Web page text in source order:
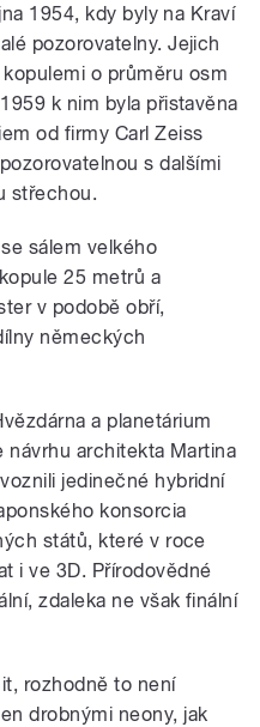
1954, kdy byly na Kraví
pozorovatelny. Jejich
o průměru osm
k nim byla přistavěna
od firmy Carl Zeiss
s dalšími
střechou.
sálem velkého
25 metrů a
v podobě obří,
německých
a planetárium
návrhu architekta Martina
jedinečné hybridní
konsorcia
států, které v roce
i ve 3D. Přírodovědné
zdaleka ne však finální
rozhodně to není
drobnými neony, jak